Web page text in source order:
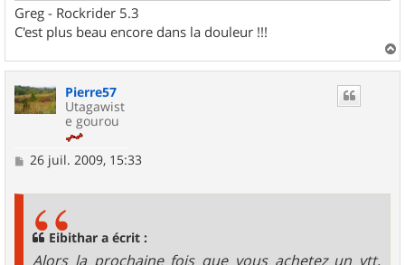
Greg - Rockrider 5.3
C'est plus beau encore dans la douleur !!!
a
Pierre57
Utagawist
e gourou
M
26 juil. 2009, 15:33
Eibithar a écrit :
Alors la prochaine fois que vous achetez un vtt,